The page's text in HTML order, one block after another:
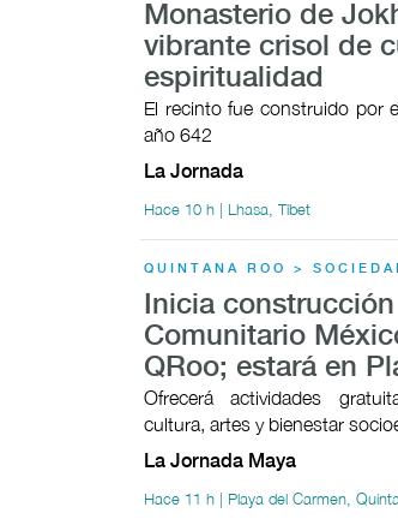
Monasterio de
vibrante crisol de
espiritualidad
El recinto fue construido por
año 642
La Jornada
Hace 10 h | Lhasa, Tíbet
QUINTANA ROO >
Inicia
Comunitario
QRoo; estará en
Ofrecerá actividades
cultura, artes y bienestar
La Jornada Maya
Hace 11 h | Playa del Carmen,